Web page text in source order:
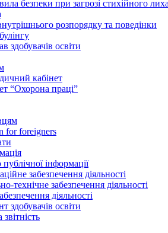
безпеки при загрозі стихійного
розпорядку та поведінки
здобувачів освіти
кабінет
“Охорона праці”
for foreigners
інформації
забезпечення діяльності
технічне забезпечення діяльності
діяльності
здобувачів освіти